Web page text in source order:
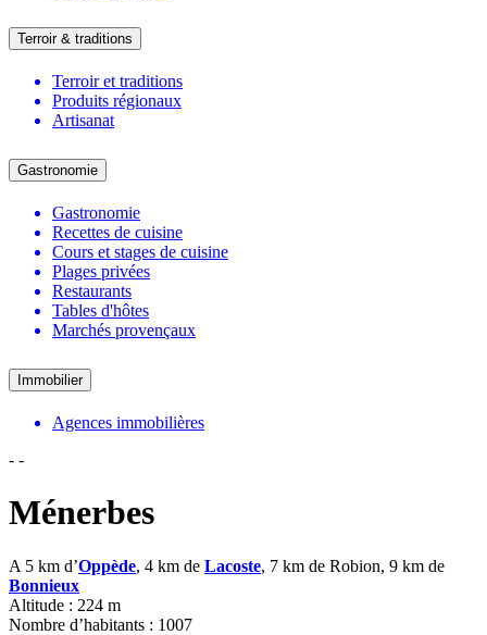
Terroir & traditions
Terroir et traditions
Produits régionaux
Artisanat
Gastronomie
Gastronomie
Recettes de cuisine
Cours et stages de cuisine
Plages privées
Restaurants
Tables d'hôtes
Marchés provençaux
Immobilier
Agences immobilières
- -
Ménerbes
A 5 km d’Oppède, 4 km de Lacoste, 7 km de Robion, 9 km de
Bonnieux
Altitude : 224 m
Nombre d’habitants : 1007